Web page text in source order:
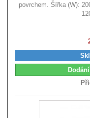
povrchem. Šířka (W):